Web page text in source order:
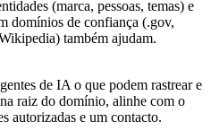
(marca, pessoas, temas) e
domínios de confiança (.gov,
também ajudam.
de IA o que podem rastrear e
raiz do domínio, alinhe com o
autorizadas e um contacto.